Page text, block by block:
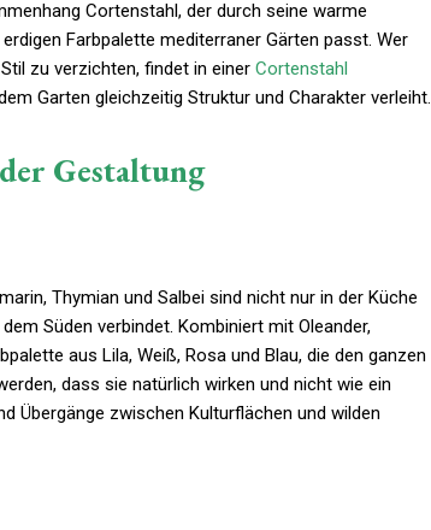
Cortenstahl, der durch seine warme
Farbpalette mediterraner Gärten passt. Wer
zu verzichten, findet in einer Cortenstahl
Garten gleichzeitig Struktur und Charakter verleiht.
Gestaltung
Thymian und Salbei sind nicht nur in der Küche
Süden verbindet. Kombiniert mit Oleander,
aus Lila, Weiß, Rosa und Blau, die den ganzen
dass sie natürlich wirken und nicht wie ein
Übergänge zwischen Kulturflächen und wilden